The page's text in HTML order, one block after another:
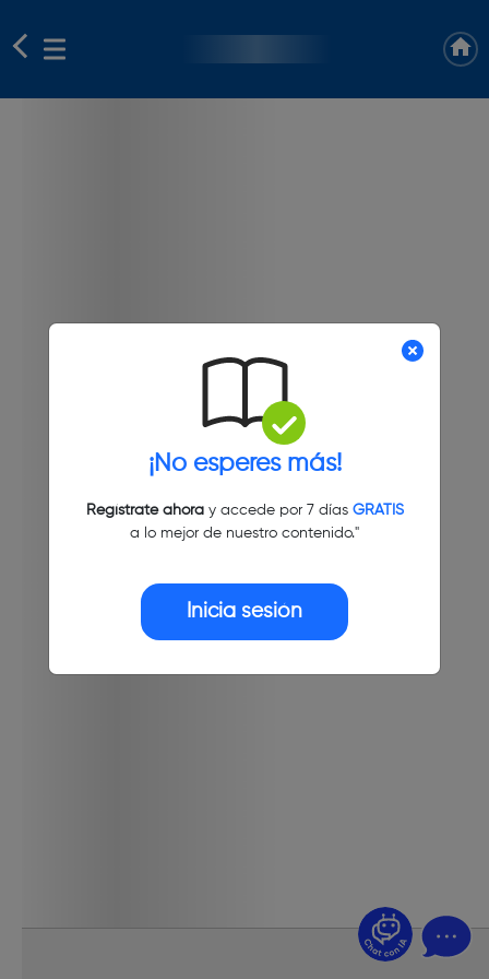
¡No esperes más!
Regístrate ahoray accede por 7 días GRATIS
a lo mejor de nuestro contenido."
Inicia sesión